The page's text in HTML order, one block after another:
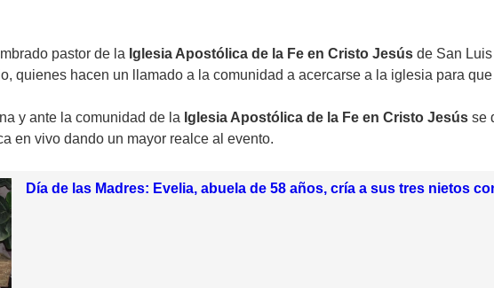
pastor de la Iglesia Apostólica de la Fe en Cristo Jesús de San
quienes hacen un llamado a la comunidad a acercarse a la iglesia para
y ante la comunidad de la Iglesia Apostólica de la Fe en Cristo Jesús se
en vivo dando un mayor realce al evento.
Día de las Madres: Evelia, abuela de 58 años, cría a sus tres nietos